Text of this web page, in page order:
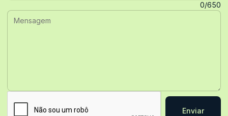
0/650
Enviar